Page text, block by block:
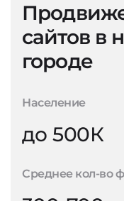
сайтов в
городе
Население
до 500К
Среднее кол-во